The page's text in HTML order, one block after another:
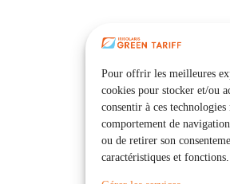
Pour offrir les meilleures
cookies pour stocker et/ou
consentir à ces
comportement de
ou de retirer son
caractéristiques et fonctions.